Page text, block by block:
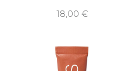
18,00